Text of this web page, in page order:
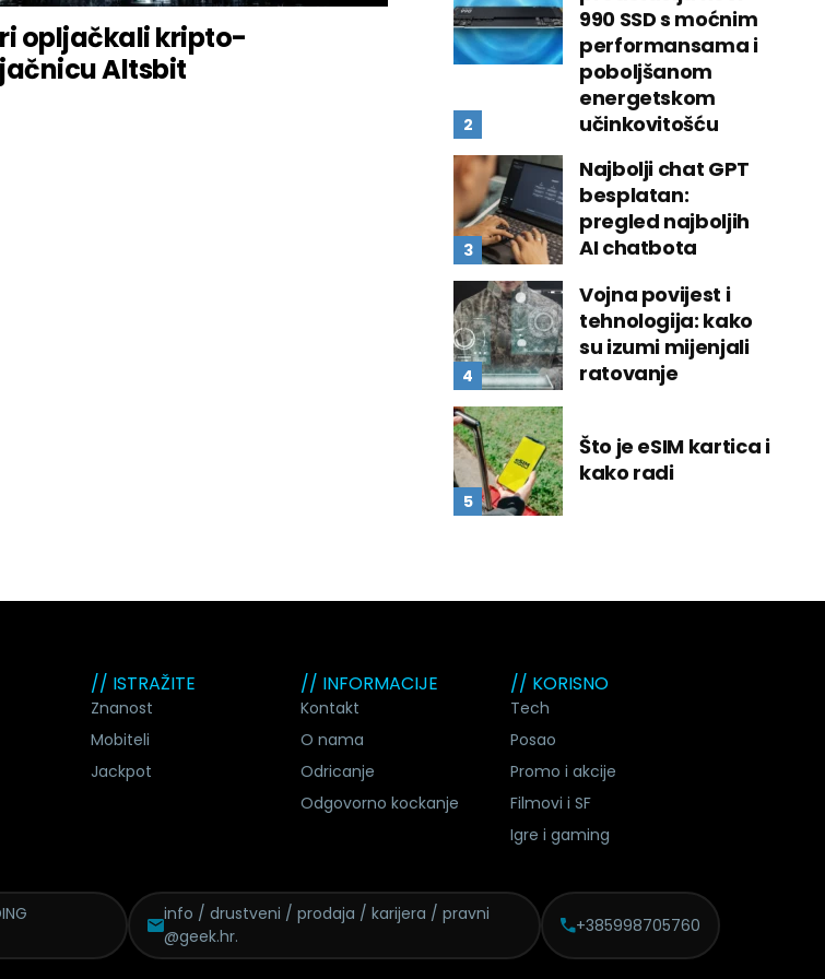
opljačkali kripto-
Altsbit
990 SSD s moćnim
performansama i
poboljšanom
energetskom
učinkovitošću
Najbolji chat GPT
besplatan:
pregled najboljih
AI chatbota
Vojna povijest i
tehnologija: kako
su izumi mijenjali
ratovanje
Što je eSIM kartica i
kako radi
// ISTRAŽITE
Znanost
Mobiteli
Jackpot
// INFORMACIJE
Kontakt
O nama
Odricanje
Odgovorno kockanje
// KORISNO
Tech
Posao
Promo i akcije
Filmovi i SF
Igre i gaming
info / drustveni / prodaja / karijera / pravni
@geek.hr.
+385998705760